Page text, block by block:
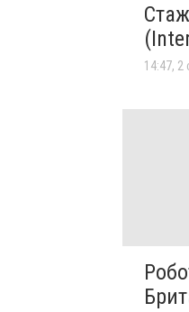
14:47, 2